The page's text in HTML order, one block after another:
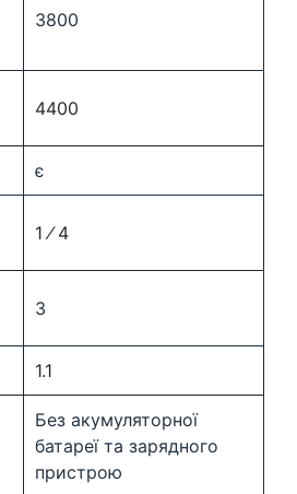
3800
4400
є
1 ⁄ 4
3
1.1
Без акумуляторної
батареї та зарядного
пристрою